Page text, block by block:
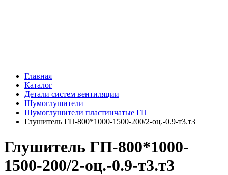
Главная
Каталог
Детали систем вентиляции
Шумоглушители
Шумоглушители пластинчатые ГП
Глушитель ГП-800*1000-1500-200/2-оц.-0.9-т3.т3
Глушитель ГП-800*1000-
1500-200/2-оц.-0.9-т3.т3